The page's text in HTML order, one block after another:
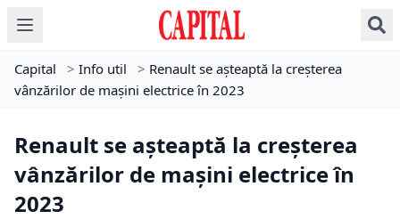
Capital > Info util > Renault se aşteaptă la creșterea
vânzărilor de maşini electrice în 2023
Renault se aşteaptă la creșterea
vânzărilor de maşini electrice în
2023